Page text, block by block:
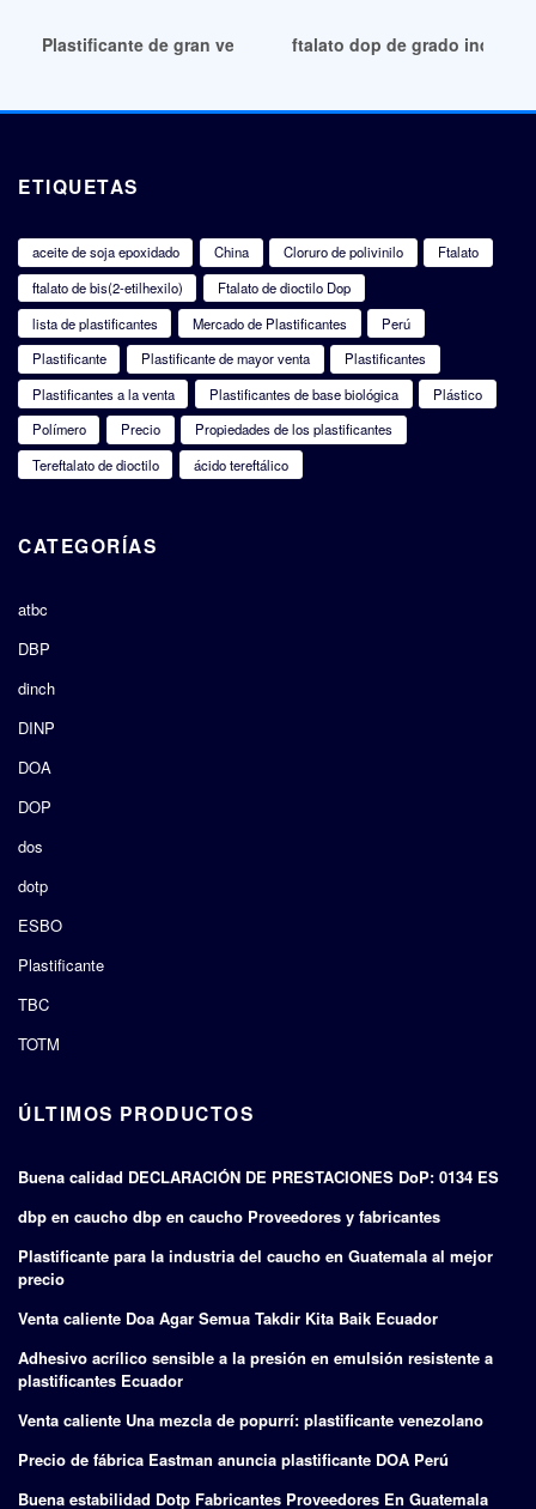
Plastificante de gran venta (DOP) Boliviaftalato dop de grado
ETIQUETAS
aceite de soja epoxidado China Cloruro de polivinilo
Ftalato
ftalato de bis(2-etilhexilo)
Ftalato de dioctilo Dop
lista de plastificantes
Mercado de Plastificantes
Perú
Plastificante
Plastificante de mayor venta
Plastificantes
Plastificantes a la venta
Plastificantes de base biológica
Plástico
Polímero
Precio
Propiedades de los plastificantes
Tereftalato de dioctilo
ácido tereftálico
CATEGORÍAS
atbc
DBP
dinch
DINP
DOA
DOP
dos
dotp
ESBO
Plastificante
TBC
TOTM
ÚLTIMOS PRODUCTOS
Buena calidad DECLARACIÓN DE PRESTACIONES DoP: 0134 ES
dbp en caucho dbp en caucho Proveedores y fabricantes
Plastificante para la industria del caucho en Guatemala al mejor
precio
Venta caliente Doa Agar Semua Takdir Kita Baik Ecuador
Adhesivo acrílico sensible a la presión en emulsión resistente a
plastificantes Ecuador
Venta caliente Una mezcla de popurrí: plastificante venezolano
Precio de fábrica Eastman anuncia plastificante DOA Perú
Buena estabilidad Dotp Fabricantes Proveedores En Guatemala